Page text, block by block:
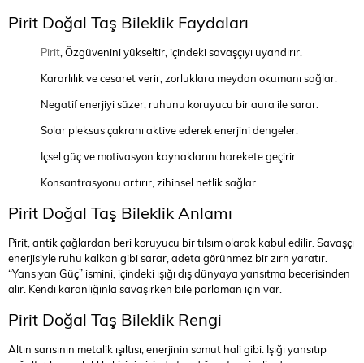
Pirit Doğal Taş Bileklik Faydaları
Pirit, Özgüvenini yükseltir, içindeki savaşçıyı uyandırır.
Kararlılık ve cesaret verir, zorluklara meydan okumanı sağlar.
Negatif enerjiyi süzer, ruhunu koruyucu bir aura ile sarar.
Solar pleksus çakranı aktive ederek enerjini dengeler.
İçsel güç ve motivasyon kaynaklarını harekete geçirir.
Konsantrasyonu artırır, zihinsel netlik sağlar.
Pirit Doğal Taş Bileklik Anlamı
Pirit, antik çağlardan beri koruyucu bir tılsım olarak kabul edilir. Savaşçı
enerjisiyle ruhu kalkan gibi sarar, adeta görünmez bir zırh yaratır.
“Yansıyan Güç” ismini, içindeki ışığı dış dünyaya yansıtma becerisinden
alır. Kendi karanlığınla savaşırken bile parlaman için var.
Pirit Doğal Taş Bileklik Rengi
Altın sarısının metalik ışıltısı, enerjinin somut hali gibi. Işığı yansıtıp